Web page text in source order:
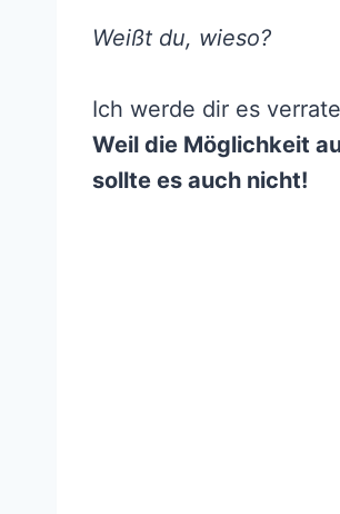
Weißt du, wieso?
Ich werde dir es
Weil die Möglichkeit
sollte es auch nicht!